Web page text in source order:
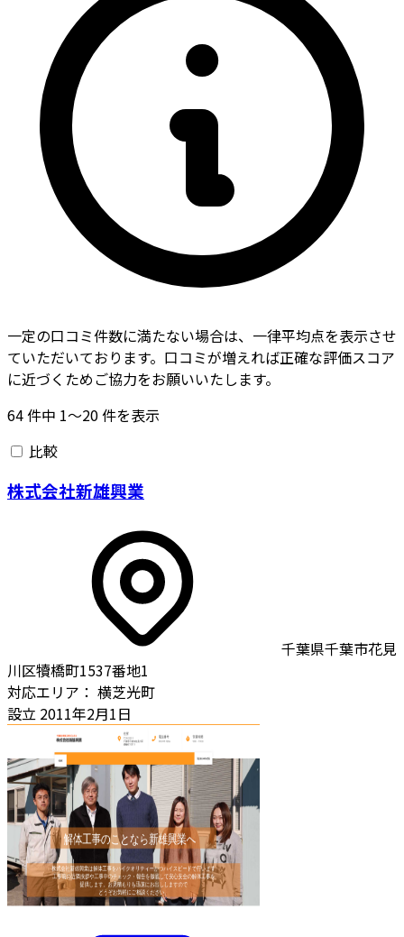
一定の口コミ件数に満たない場合は、一律平均点を表示させ
ていただいております。口コミが増えれば正確な評価スコア
に近づくためご協力をお願いいたします。
64件中 1〜20件を表示
比較
株式会社新雄興業
千葉県千葉市花見
川区犢橋町1537番地1
対応エリア： 横芝光町
設立 2011年2月1日